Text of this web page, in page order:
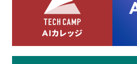
で、広告配信等の目的で利用いたします